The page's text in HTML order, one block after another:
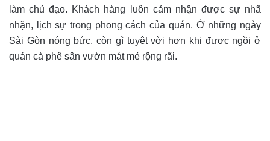
làm chủ đạo. Khách hàng luôn cảm nhận được sự nhã
nhặn, lịch sự trong phong cách của quán. Ở những ngày
Sài Gòn nóng bức, còn gì tuyệt vời hơn khi được ngồi ở
quán cà phê sân vườn mát mẻ rộng rãi.